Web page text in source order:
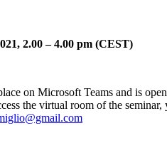
2.00 – 4.00 pm (CEST)
on Microsoft Teams and is
the virtual room of the